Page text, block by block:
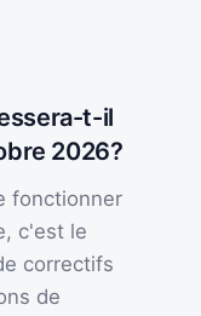
t-il
2026?
fonctionner
c'est le
correctifs
de